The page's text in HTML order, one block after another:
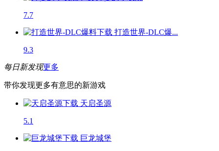
7.7
打造世界-DLC爆...
9.3
每日新发现更多
带你发现更多有意思的新游戏
天启圣源
5.1
巨龙城堡